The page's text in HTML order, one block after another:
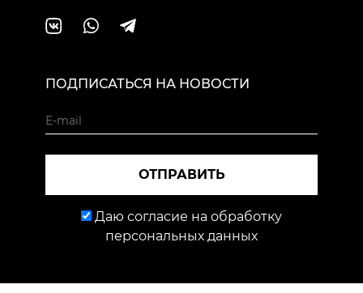
ПОДПИСАТЬСЯ НА НОВОСТИ
ОТПРАВИТЬ
Даю согласие на обработку
персональных данных